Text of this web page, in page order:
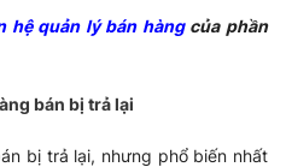
hệ quản lý bán hàngcủa phần
bán bị trả lại
bị trả lại, nhưng phổ biến nhất